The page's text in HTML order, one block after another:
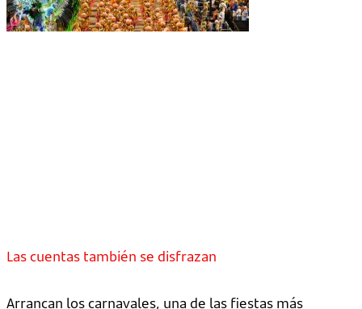
Las cuentas también se disfrazan
Arrancan los carnavales, una de las fiestas más